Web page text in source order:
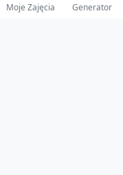
Moje Zajęcia Generator